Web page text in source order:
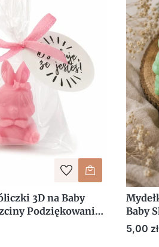
3D na Baby
Podziękowania
Upominek
Baby
Cena
5,00 zł